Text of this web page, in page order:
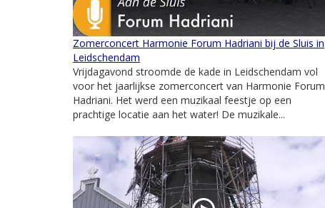
Zomerconcert Harmonie Forum Hadriani bij de Sluis in
Leidschendam
Vrijdagavond stroomde de kade in Leidschendam vol
voor het jaarlijkse zomerconcert van Harmonie Forum
Hadriani. Het werd een muzikaal feestje op een
prachtige locatie aan het water! De muzikale...